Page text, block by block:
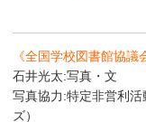
《全国学校図書館協議
石井光太:写真・文
写真協力:特定非営利
ズ）